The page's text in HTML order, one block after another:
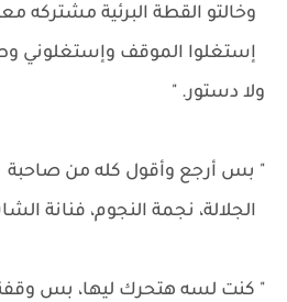
وخالتو القطة البرئية مشتركه
إستغلوا الموقف وإستغلوني
ولا دستور. "
" بس أرجع وأقول كله من صاحبة
الجلالة، نجمة النجوم، فنانة
" كنت لسه هتحرك ليها، بس